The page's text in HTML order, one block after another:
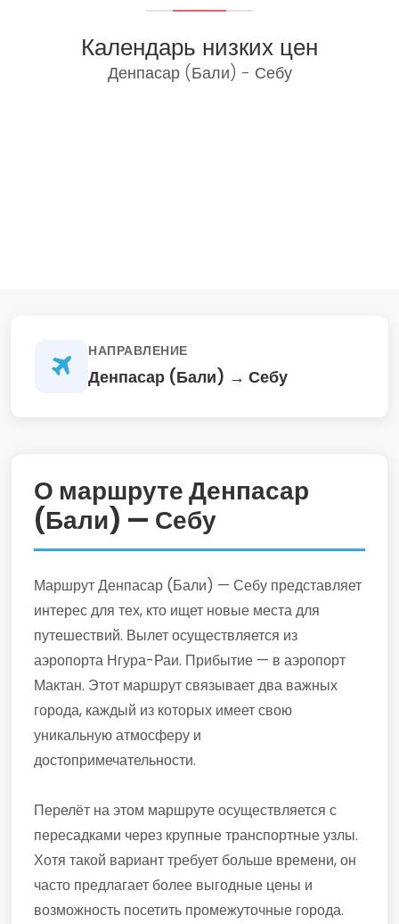
Календарь низких цен
Денпасар (Бали) - Себу
НАПРАВЛЕНИЕ
Денпасар (Бали) → Себу
О маршруте Денпасар
(Бали) — Себу
Маршрут Денпасар (Бали) — Себу представляет
интерес для тех, кто ищет новые места для
путешествий. Вылет осуществляется из
аэропорта Нгура-Раи. Прибытие — в аэропорт
Мактан. Этот маршрут связывает два важных
города, каждый из которых имеет свою
уникальную атмосферу и
достопримечательности.
Перелёт на этом маршруте осуществляется с
пересадками через крупные транспортные узлы.
Хотя такой вариант требует больше времени, он
часто предлагает более выгодные цены и
возможность посетить промежуточные города.